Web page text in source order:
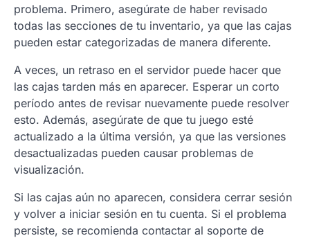
problema. Primero, asegúrate de haber revisado
todas las secciones de tu inventario, ya que las cajas
pueden estar categorizadas de manera diferente.
A veces, un retraso en el servidor puede hacer que
las cajas tarden más en aparecer. Esperar un corto
período antes de revisar nuevamente puede resolver
esto. Además, asegúrate de que tu juego esté
actualizado a la última versión, ya que las versiones
desactualizadas pueden causar problemas de
visualización.
Si las cajas aún no aparecen, considera cerrar sesión
y volver a iniciar sesión en tu cuenta. Si el problema
persiste, se recomienda contactar al soporte de